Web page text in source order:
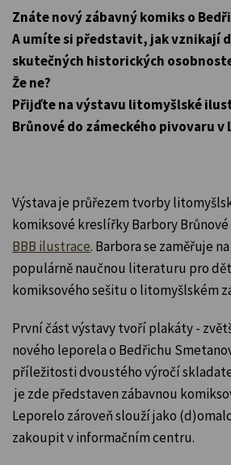
Znáte nový zábavný komiks o
A umíte si představit, jak vznikají
skutečných historických
Že ne?
Přijďte na výstavu litomyšlské
Brůnové do zámeckého pivovaru
Výstava je průřezem tvorby
komiksové kreslířky Barbory
BBB ilustrace. Barbora se zaměřuje
populárně naučnou literaturu pro
komiksového sešitu o litomyšlském
První část výstavy tvoří plakáty -
nového leporela o Bedřichu
příležitosti dvoustého výročí
je zde představen zábavnou
Leporelo zároveň slouží jako
zakoupit v informačním centru.